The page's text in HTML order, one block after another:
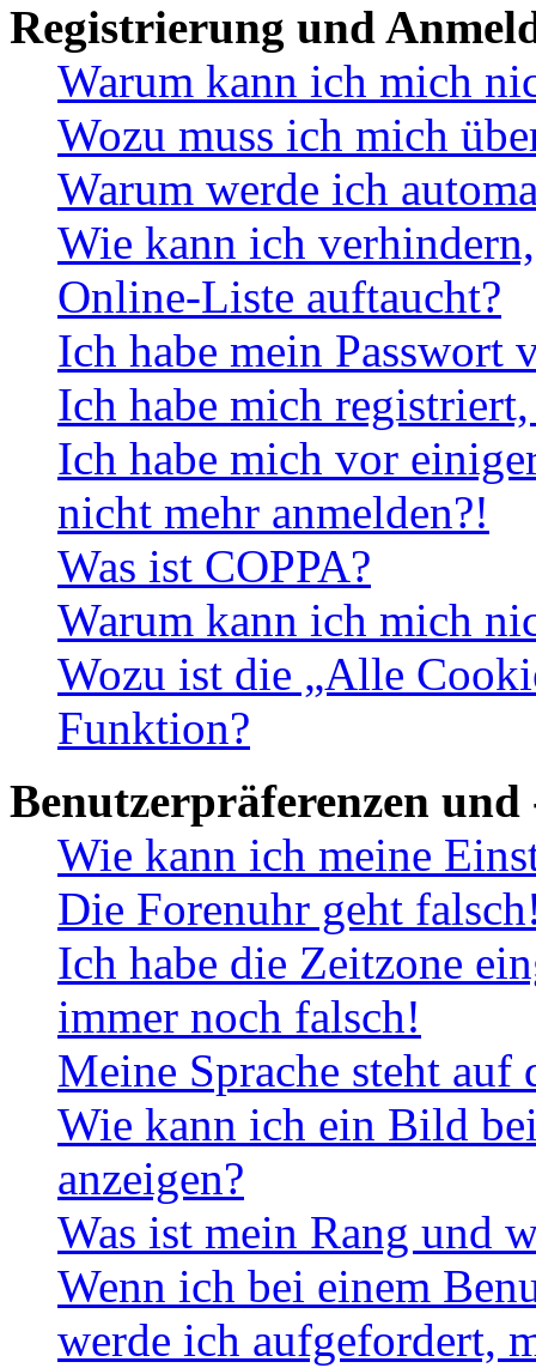
Registrierung und
Warum kann ich mich
Wozu muss ich mich
Warum werde ich
Wie kann ich
Online-Liste auftaucht?
Ich habe mein Passwort
Ich habe mich
Ich habe mich vor
nicht mehr anmelden?!
Was ist COPPA?
Warum kann ich mich
Wozu ist die „Alle
Funktion?
Benutzerpräferenzen und
Wie kann ich meine
Die Forenuhr geht
Ich habe die Zeitzone
immer noch falsch!
Meine Sprache steht
Wie kann ich ein Bild
anzeigen?
Was ist mein Rang und
Wenn ich bei einem
werde ich aufgefordert,